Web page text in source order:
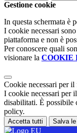
Gestione cookie
In questa schermata è
I cookie necessari
piattaforma e non è
Per conoscere quali
visionare la COOKIE
Cookie necessari per
I cookie necessari per
disabilitati. È possibile
policy.
Accetta tutti Salva